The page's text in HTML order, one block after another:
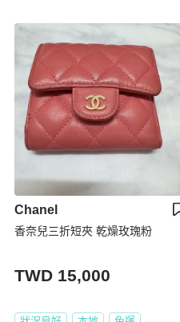
Chanel
香奈兒三折短夾 乾燥玫瑰粉
TWD 15,000